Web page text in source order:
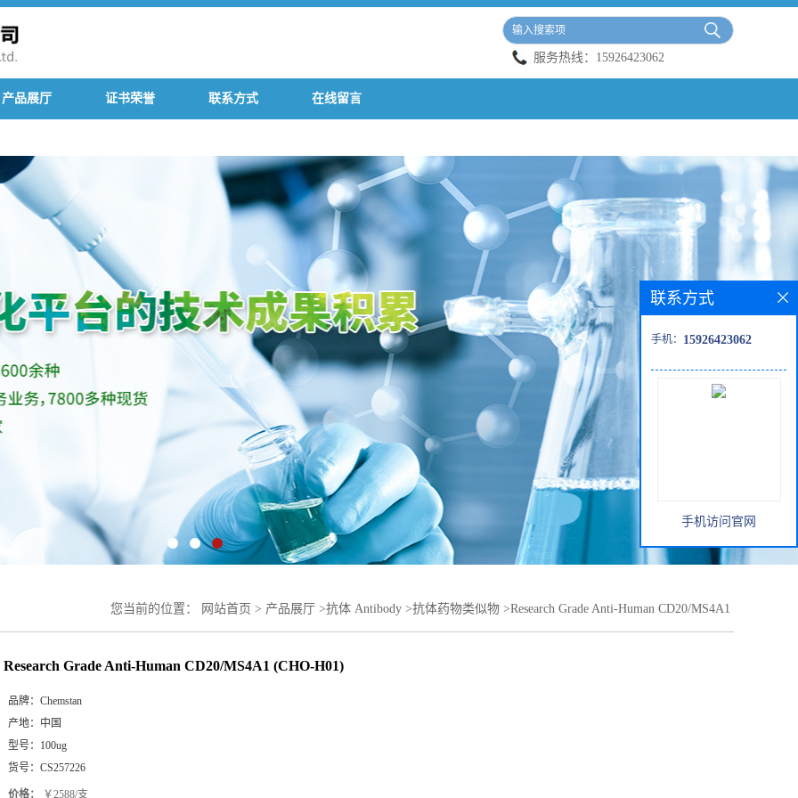
服务热线： 15926423062
产品展厅 证书荣誉 联系方式 在线留言
您当前的位置： 网站首页 > 产品展厅 >抗体 Antibody >抗体药物类似物 >Research Grade Anti-Human CD20/MS4A1
Research Grade Anti-Human CD20/MS4A1 (CHO-H01)
品牌： Chemstan
产地： 中国
型号： 100ug
货号： CS257226
价格： ￥2588/支
联系方式
手机： 15926423062
手机访问官网